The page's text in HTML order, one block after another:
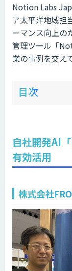
Notion Labs
ア太平洋地域担
ーマンス向上の
管理ツール「
業の事例を交え
目次
自社開発AI
有効活用
株式会社